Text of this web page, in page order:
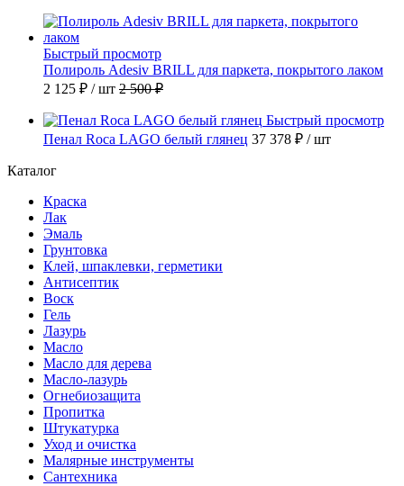
Быстрый просмотр
Полироль Adesiv BRILL для паркета, покрытого лаком
2 125 ₽ / шт 2 500 ₽
Быстрый просмотр
Пенал Roca LAGO белый глянец 37 378 ₽ / шт
Каталог
Краска
Лак
Эмаль
Грунтовка
Клей, шпаклевки, герметики
Антисептик
Воск
Гель
Лазурь
Масло
Масло для дерева
Масло-лазурь
Огнебиозащита
Пропитка
Штукатурка
Уход и очистка
Малярные инструменты
Сантехника